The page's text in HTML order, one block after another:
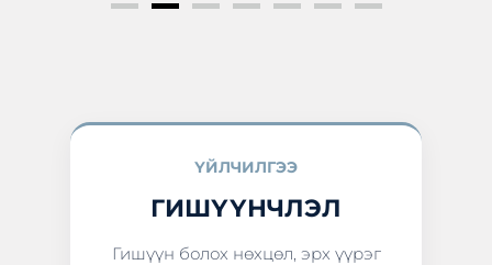
ҮЙЛЧИЛГЭЭ
ГИШҮҮНЧЛЭЛ
Гишүүн болох нөхцөл, эрх үүрэг